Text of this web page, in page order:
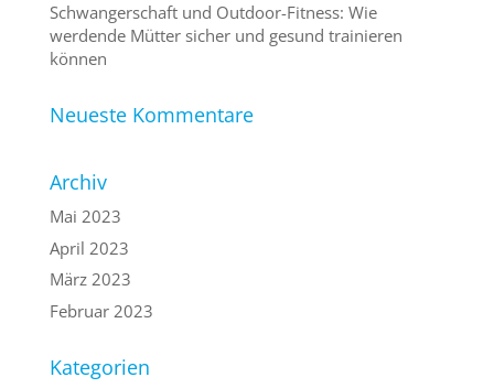
Schwangerschaft und Outdoor-Fitness: Wie
werdende Mütter sicher und gesund trainieren
können
Neueste Kommentare
Archiv
Mai 2023
April 2023
März 2023
Februar 2023
Kategorien